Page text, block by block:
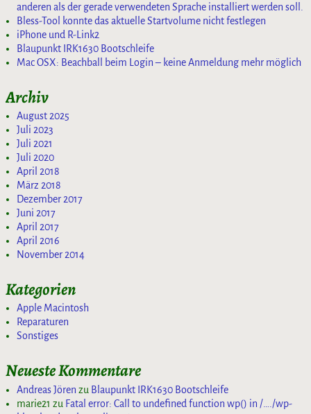
anderen als der gerade verwendeten Sprache installiert werden soll.
Bless-Tool konnte das aktuelle Startvolume nicht festlegen
iPhone und R-Link2
Blaupunkt IRK1630 Bootschleife
Mac OSX: Beachball beim Login – keine Anmeldung mehr möglich
Archiv
August 2025
Juli 2023
Juli 2021
Juli 2020
April 2018
März 2018
Dezember 2017
Juni 2017
April 2017
April 2016
November 2014
Kategorien
Apple Macintosh
Reparaturen
Sonstiges
Neueste Kommentare
Andreas Jören zu Blaupunkt IRK1630 Bootschleife
marie21 zu Fatal error: Call to undefined function wp() in /…./wp-